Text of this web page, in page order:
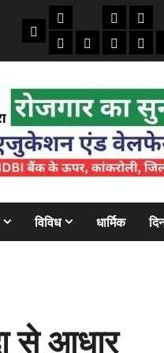
Home
तकनीकी
ऑटो
मोबाइल
क्राइम/
अजबबैंक
विविध धार्मिक
से आधार